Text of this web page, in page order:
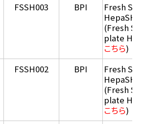
FSSH003 BPI
Fresh
HepaSH®
(Fresh
plate
こちら)
FSSH002 BPI
Fresh
HepaSH®
(Fresh
plate
こちら)